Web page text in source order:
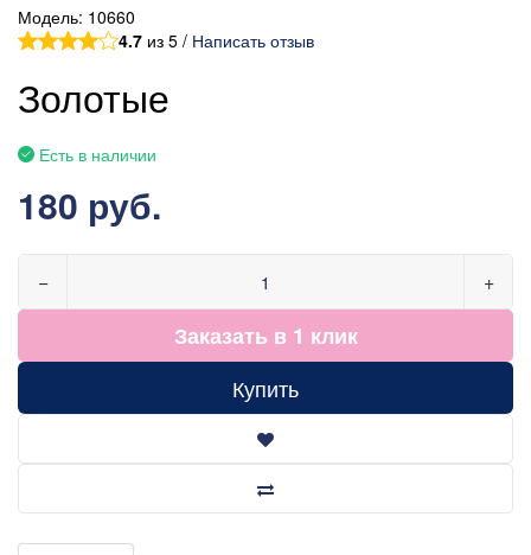
Модель: 10660
4.7 из 5 / Написать отзыв
Золотые
Есть в наличии
180 руб.
− +
Заказать в 1 клик
Купить